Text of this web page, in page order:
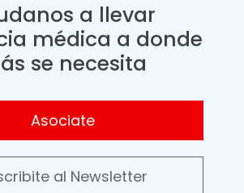
a llevar
médica a donde
se necesita
Asociate
al Newsletter